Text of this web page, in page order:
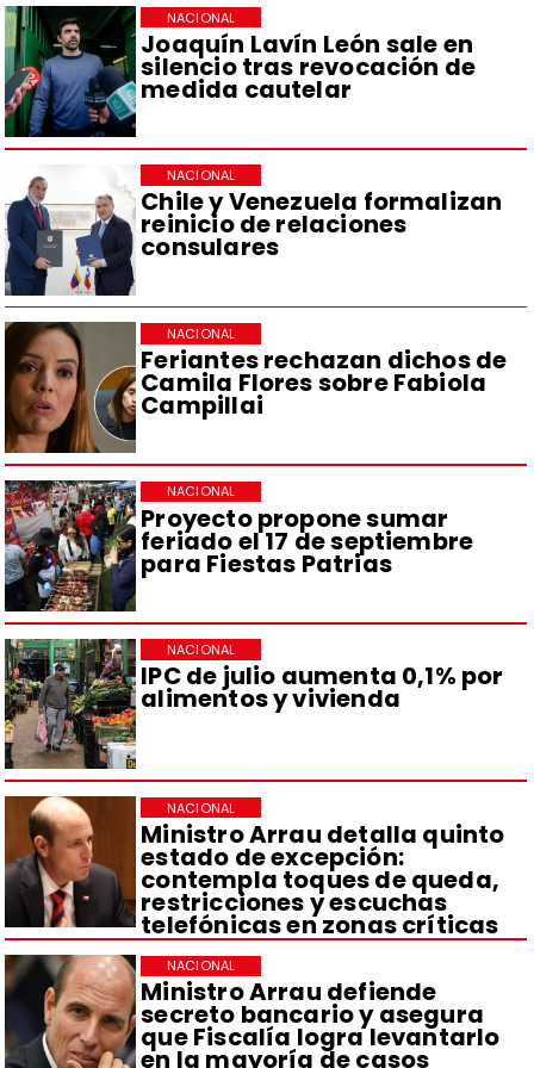
Joaquín Lavín León sale en
silencio tras revocación de
medida cautelar
NACIONAL
Chile y Venezuela formalizan
reinicio de relaciones
consulares
NACIONAL
Feriantes rechazan dichos de
Camila Flores sobre Fabiola
Campillai
NACIONAL
Proyecto propone sumar
feriado el 17 de septiembre
para Fiestas Patrias
NACIONAL
IPC de julio aumenta 0,1% por
alimentos y vivienda
NACIONAL
Ministro Arrau detalla quinto
estado de excepción:
contempla toques de queda,
restricciones y escuchas
telefónicas en zonas críticas
NACIONAL
Ministro Arrau defiende
secreto bancario y asegura
que Fiscalía logra levantarlo
en la mayoría de casos
NACIONAL